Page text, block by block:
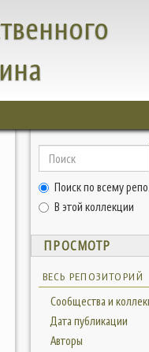
Поиск по всему
В этой коллекции
ПРОСМОТР
ВЕСЬ РЕПОЗИТОРИЙ
Сообщества и
Дата публикации
Авторы